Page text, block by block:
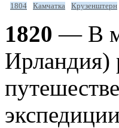
1804 Камчатка Крузенштерн
1820 — В
Ирландия)